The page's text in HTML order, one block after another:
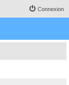
Connexion